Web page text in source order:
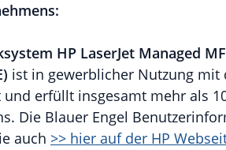
HP LaserJet Managed
ist in gewerblicher Nutzung mit
und erfüllt insgesamt mehr als
Die Blauer Engel
auch >> hier auf der HP